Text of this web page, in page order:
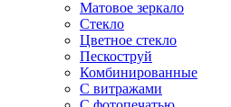
Матовое зеркало
Стекло
Цветное стекло
Пескоструй
Комбинированные
С витражами